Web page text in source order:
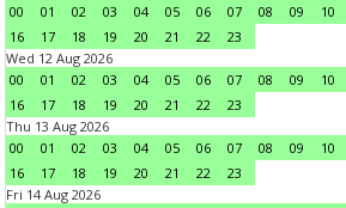
00
01 02 03 04 05 06 07 08 09 10
16
17 18 19 20 21 22
23
Wed 12 Aug 2026
00
01 02 03 04 05 06 07 08 09 10
16
17 18 19 20 21 22
23
Thu 13 Aug 2026
00
01 02 03 04 05 06 07 08 09 10
16
17 18 19 20 21 22
23
Fri 14 Aug 2026